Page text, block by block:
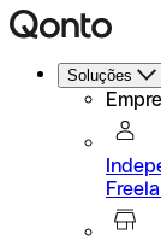
Soluções